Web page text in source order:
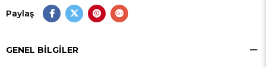
Paylaş
GENEL BILGILER